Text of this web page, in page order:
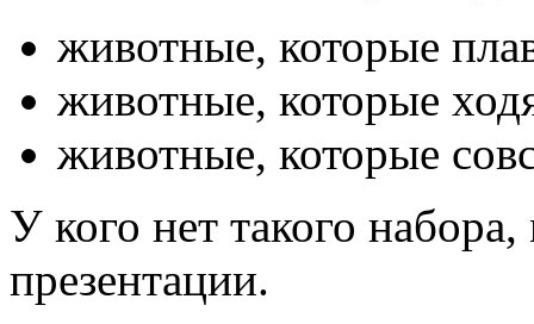
животные, которые
животные, которые
животные, которые
У кого нет такого
презентации.